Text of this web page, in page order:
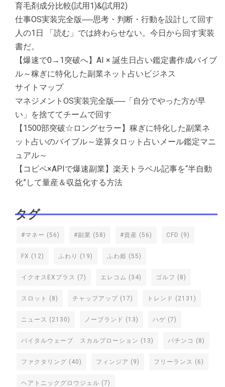
育毛剤成分比較(試用1)&(試用2)
仕事OS実装完全版──思考・判断・行動を設計して回す
人の1日 「読む」では終わらせない。今日から回す実装
書だ。
【爆速で0→1突破へ】AI × 誕生日占い鑑定書作成バイブ
ル～稼ぎに特化した副業ネット占いビジネス
サイトマップ
マネジメントOS実装完全版──「自分でやった方が早
い」を捨ててチームで回す
【1500部突破☆ロングセラー】稼ぎに特化した副業ネ
ット占いのバイブル～逆算タロット占いメール鑑定マニ
ュアル～
【コピペ×APIで爆速副業】楽天トラベル記事を“半自動
化”して量産＆収益化する方法
タグ
#マネー (56) #副業 (58) #資産 (56) CFD (9)
FX (12) ふわり (19) ふわ姫 (55)
イクオスEXプラス (7) エレコム (34) ゴルフ (8)
スロット (8) チャップアップ (17) トレンド (2131)
ニュース (2130) ノーブランド (13) ハゲ (7)
バイタルウェーブ スカルプローション (13) パチンコ (8)
ファクタリング (40) フィンジア (9) フリーランス (6)
ヘアトニックグロウジェル (7)